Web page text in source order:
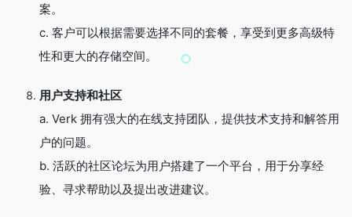
案。
c. 客户可以根据需要选择不同的套餐，享受到更多高级特
性和更大的存储空间。
用户支持和社区
a. Verk 拥有强大的在线支持团队，提供技术支持和解答用
户的问题。
b. 活跃的社区论坛为用户搭建了一个平台，用于分享经
验、寻求帮助以及提出改进建议。